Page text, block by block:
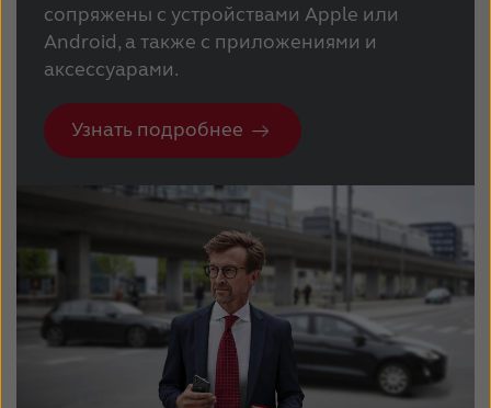
сопряжены с устройствами Apple или
Android, а также с приложениями и
аксессуарами.
Узнать подробнее